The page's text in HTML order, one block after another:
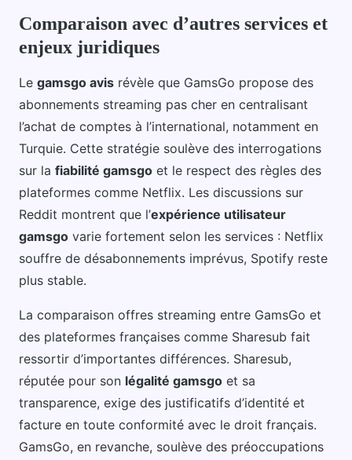
Comparaison avec d’autres services et
enjeux juridiques
Le gamsgo avis révèle que GamsGo propose des
abonnements streaming pas cher en centralisant
l’achat de comptes à l’international, notamment en
Turquie. Cette stratégie soulève des interrogations
sur la fiabilité gamsgo et le respect des règles des
plateformes comme Netflix. Les discussions sur
Reddit montrent que l’expérience utilisateur
gamsgo varie fortement selon les services : Netflix
souffre de désabonnements imprévus, Spotify reste
plus stable.
La comparaison offres streaming entre GamsGo et
des plateformes françaises comme Sharesub fait
ressortir d’importantes différences. Sharesub,
réputée pour son légalité gamsgo et sa
transparence, exige des justificatifs d’identité et
facture en toute conformité avec le droit français.
GamsGo, en revanche, soulève des préoccupations